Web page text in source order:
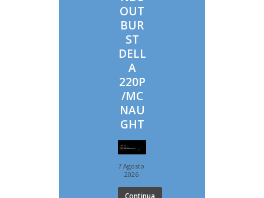
OUT
BUR
ST
DELL
A
220P
/MC
NAU
GHT
7 Agosto
2026
Continua